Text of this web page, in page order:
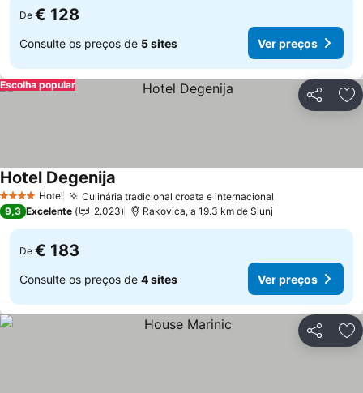
De € 128
Consulte os preços de 5 sites Ver preços
Partilhar
Escolha popular
4 EstrelasHotel Culinária tradicional croata e internacional
Hotel Degenija
9,3 Excelente 2.023 Rakovica, a 19.3 km de Slunj
De € 183
Consulte os preços de 4 sites Ver preços
Partilhar